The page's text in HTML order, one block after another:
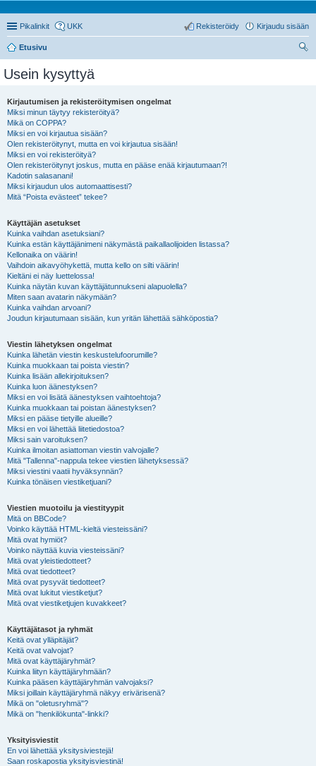
Pikalinkit UKK Kirjaudu sisään
Rekisteröidy
Etusivu
Usein kysyttyä
Kirjautumisen ja rekisteröitymisen ongelmat
Miksi minun täytyy rekisteröityä?
Mikä on COPPA?
Miksi en voi kirjautua sisään?
Olen rekisteröitynyt, mutta en voi kirjautua sisään!
Miksi en voi rekisteröityä?
Olen rekisteröitynyt joskus, mutta en pääse enää kirjautumaan?!
Kadotin salasanani!
Miksi kirjaudun ulos automaattisesti?
Mitä “Poista evästeet” tekee?
Käyttäjän asetukset
Kuinka vaihdan asetuksiani?
Kuinka estän käyttäjänimeni näkymästä paikallaolijoiden listassa?
Kellonaika on väärin!
Vaihdoin aikavyöhykettä, mutta kello on silti väärin!
Kieltäni ei näy luettelossa!
Kuinka näytän kuvan käyttäjätunnukseni alapuolella?
Miten saan avatarin näkymään?
Kuinka vaihdan arvoani?
Joudun kirjautumaan sisään, kun yritän lähettää sähköpostia?
Viestin lähetyksen ongelmat
Kuinka lähetän viestin keskustelufoorumille?
Kuinka muokkaan tai poista viestin?
Kuinka lisään allekirjoituksen?
Kuinka luon äänestyksen?
Miksi en voi lisätä äänestyksen vaihtoehtoja?
Kuinka muokkaan tai poistan äänestyksen?
Miksi en pääse tietyille alueille?
Miksi en voi lähettää liitetiedostoa?
Miksi sain varoituksen?
Kuinka ilmoitan asiattoman viestin valvojalle?
Mitä "Tallenna"-nappula tekee viestien lähetyksessä?
Miksi viestini vaatii hyväksynnän?
Kuinka tönäisen viestiketjuani?
Viestien muotoilu ja viestityypit
Mitä on BBCode?
Voinko käyttää HTML-kieltä viesteissäni?
Mitä ovat hymiöt?
Voinko näyttää kuvia viesteissäni?
Mitä ovat yleistiedotteet?
Mitä ovat tiedotteet?
Mitä ovat pysyvät tiedotteet?
Mitä ovat lukitut viestiketjut?
Mitä ovat viestiketjujen kuvakkeet?
Käyttäjätasot ja ryhmät
Keitä ovat ylläpitäjät?
Keitä ovat valvojat?
Mitä ovat käyttäjäryhmät?
Kuinka liityn käyttäjäryhmään?
Kuinka pääsen käyttäjäryhmän valvojaksi?
Miksi joillain käyttäjäryhmä näkyy erivärisenä?
Mikä on "oletusryhmä"?
Mikä on "henkilökunta"-linkki?
Yksityisviestit
En voi lähettää yksitysiviestejä!
Saan roskapostia yksityisviestinä!